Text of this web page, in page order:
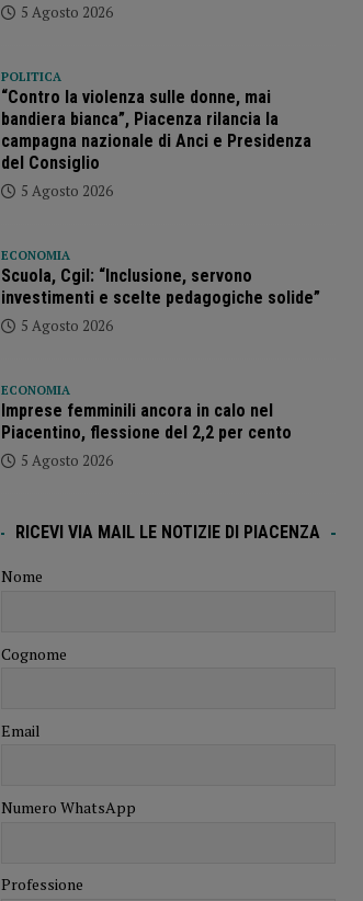
5 Agosto 2026
POLITICA
“Contro la violenza sulle donne, mai
bandiera bianca”, Piacenza rilancia la
campagna nazionale di Anci e Presidenza
del Consiglio
5 Agosto 2026
ECONOMIA
Scuola, Cgil: “Inclusione, servono
investimenti e scelte pedagogiche solide”
5 Agosto 2026
ECONOMIA
Imprese femminili ancora in calo nel
Piacentino, flessione del 2,2 per cento
5 Agosto 2026
RICEVI VIA MAIL LE NOTIZIE DI PIACENZA
Nome
Cognome
Email
Numero WhatsApp
Professione